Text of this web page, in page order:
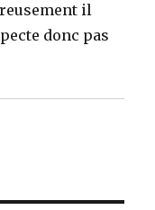
il
donc pas